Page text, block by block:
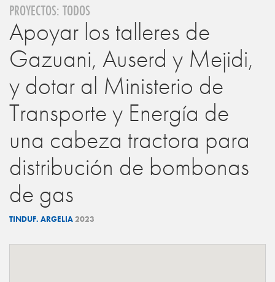
PROYECTOS: TODOS
Apoyar los talleres de
Gazuani, Auserd y Mejidi,
y dotar al Ministerio de
Transporte y Energía de
una cabeza tractora para
distribución de bombonas
de gas
TINDUF. ARGELIA2023